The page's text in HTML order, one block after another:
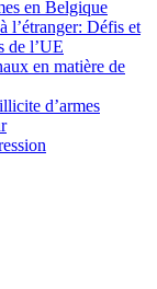
en Belgique
l’étranger: Défis et
de l’UE
en matière de
d’armes